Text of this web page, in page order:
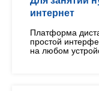
интернет
Платформа
простой
на любом